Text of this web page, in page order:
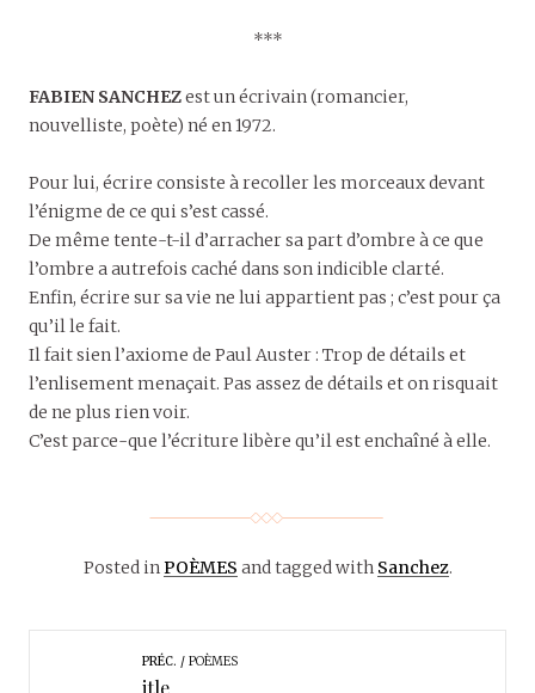
***
FABIEN SANCHEZest un écrivain (romancier,
nouvelliste, poète) né en 1972.
Pour lui, écrire consiste à recoller les morceaux devant
l’énigme de ce qui s’est cassé.
De même tente-t-il d’arracher sa part d’ombre à ce que
l’ombre a autrefois caché dans son indicible clarté.
Enfin, écrire sur sa vie ne lui appartient pas ; c’est pour ça
qu’il le fait.
Il fait sien l’axiome de Paul Auster : Trop de détails et
l’enlisement menaçait. Pas assez de détails et on risquait
de ne plus rien voir.
C’est parce-que l’écriture libère qu’il est enchaîné à elle.
Posted inPOÈMES and tagged with Sanchez.
PRÉC. POÈMES
itle